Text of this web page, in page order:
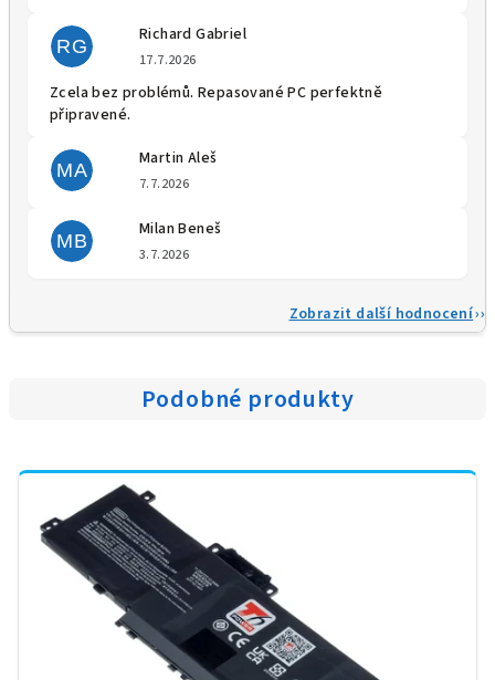
RG
Richard Gabriel
17.7.2026
Zcela bez problémů. Repasované PC perfektně
připravené.
MA
Martin Aleš
7.7.2026
MB
Milan Beneš
3.7.2026
Zobrazit další hodnocení
Podobné produkty